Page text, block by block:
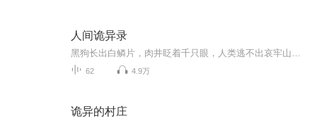
人间诡异录
62 4.9万
诡异的村庄